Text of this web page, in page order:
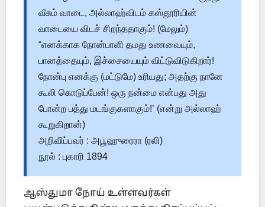
வீசும் வாடை, அல்லாஹ்விடம் கஸ்தூரியின்
வாடையை விடச் சிறந்ததாகும்! (மேலும்)
“எனக்காக நோன்பாளி தமது உணவையும்,
பானத்தையும், இச்சையையும் விட்டுவிடுகிறார்!
நோன்பு எனக்கு (மட்டுமே) உரியது; அதற்கு நானே
கூலி கொடுப்பேன்! ஒரு நன்மை என்பது அது
போன்ற பத்து மடங்குகளாகும்!’ (என்று அல்லாஹ்
கூறுகிறான்)
அறிவிப்பவர் : அபூஹுரைரா (ரலி)
நூல் : புகாரி 1894
ஆஸ்துமா நோய் உள்ளவர்கள்